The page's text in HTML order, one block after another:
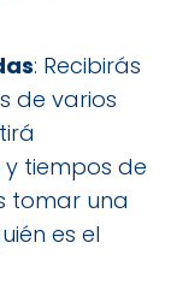
: Recibirás
de varios
tiempos de
tomar una
es el